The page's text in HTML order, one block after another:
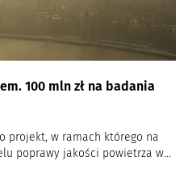
100 mln zł na badania
projekt, w ramach którego na
poprawy jakości powietrza w...